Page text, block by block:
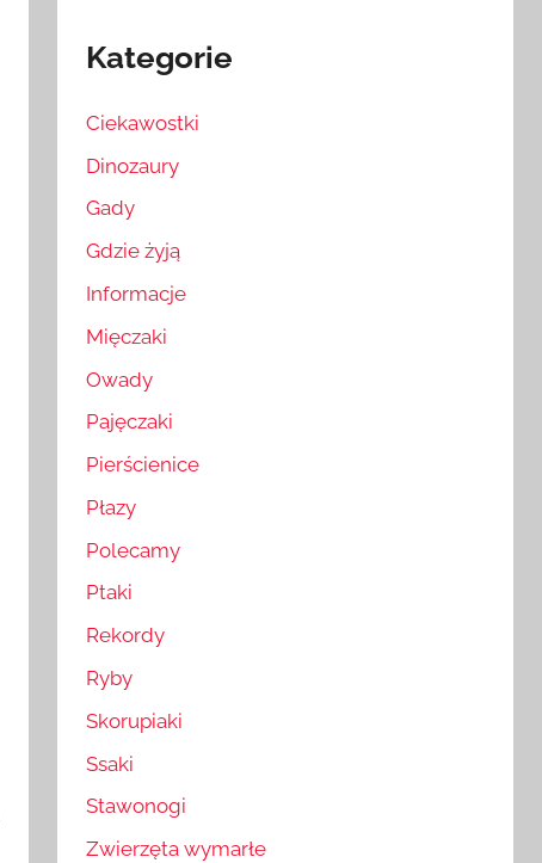
Kategorie
Ciekawostki
Dinozaury
Gady
Gdzie żyją
Informacje
Mięczaki
Owady
Pajęczaki
Pierścienice
Płazy
Polecamy
Ptaki
Rekordy
Ryby
Skorupiaki
Ssaki
Stawonogi
Zwierzęta wymarłe